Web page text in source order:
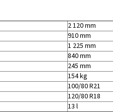
2 120 mm
910 mm
1 225 mm
840 mm
245 mm
154 kg
100/80 R21
120/80 R18
13 l